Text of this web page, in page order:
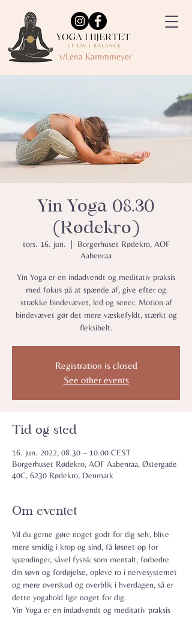
v/Lena Kammmeyer
Yin Yoga 08.30
(Rødekro)
tors. 16. jun.
Borgerhuset Rødekro, AOF
Aabenraa
Yin Yoga er en indadvendt og meditativ praksis
med fokus på at spænde af, give efter og
strække bindevævet, led og sener. Motion af
bindevævet gør det mere væskefyldt, stærkt og
fleksibelt.
Registration is closed
See other events
Tid og sted
16. jun. 2022, 08.30 – 10.00 CEST
Borgerhuset Rødekro, AOF Aabenraa, Østergade
40C, 6230 Rødekro, Denmark
Om eventet
Vil du gerne gøre noget godt for dig selv, blive
mere smidig i krop og sind, få løsnet op for
spændinger, såvel fysisk som mentalt, forbedre
din søvn og fordøjelse, opleve ro i nervesystemet
og mere overskud og overblik i hverdagen, så er
dette yogahold lige noget for dig.
Yin Yoga er en indadvendt og meditativ praksis